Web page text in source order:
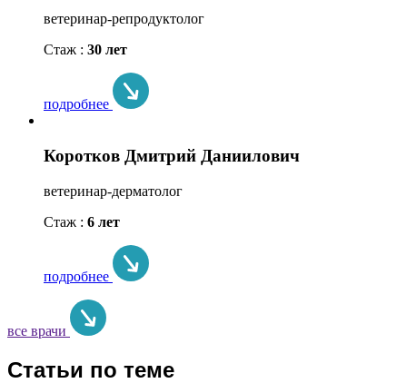
ветеринар-репродуктолог
Стаж : 30 лет
подробнее
Коротков Дмитрий Даниилович
ветеринар-дерматолог
Стаж : 6 лет
подробнее
все врачи
Статьи по теме